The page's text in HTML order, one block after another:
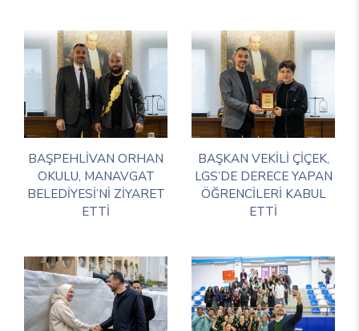
BAŞPEHLİVAN ORHAN
OKULU, MANAVGAT
BELEDİYESİ’Nİ ZİYARET
ETTİ
BAŞKAN VEKİLİ ÇİÇEK,
LGS’DE DERECE YAPAN
ÖĞRENCİLERİ KABUL
ETTİ